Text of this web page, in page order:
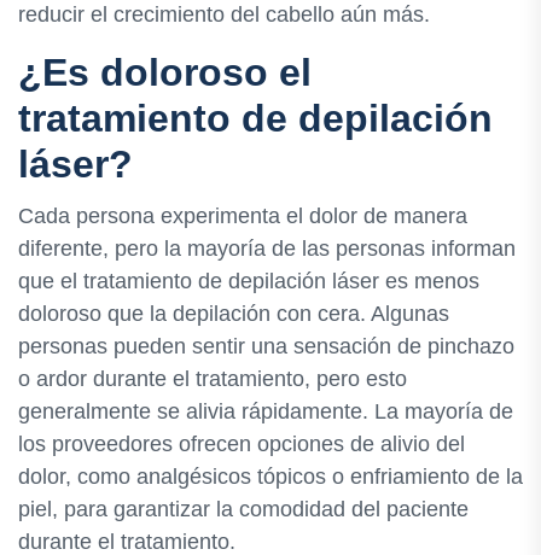
reducir el crecimiento del cabello aún más.
¿Es doloroso el
tratamiento de depilación
láser?
Cada persona experimenta el dolor de manera
diferente, pero la mayoría de las personas informan
que el tratamiento de depilación láser es menos
doloroso que la depilación con cera. Algunas
personas pueden sentir una sensación de pinchazo
o ardor durante el tratamiento, pero esto
generalmente se alivia rápidamente. La mayoría de
los proveedores ofrecen opciones de alivio del
dolor, como analgésicos tópicos o enfriamiento de la
piel, para garantizar la comodidad del paciente
durante el tratamiento.